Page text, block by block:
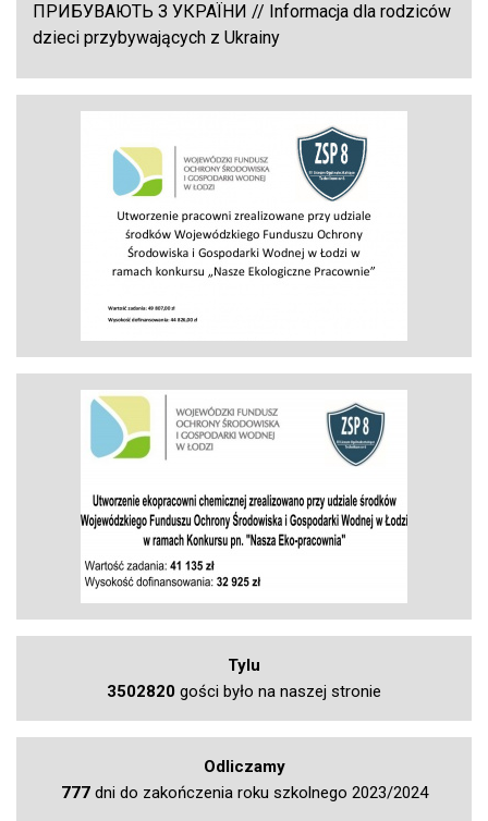
ПРИБУВАЮТЬ З УКРАЇНИ // Informacja dla rodziców
dzieci przybywających z Ukrainy
Tylu
3502820 gości było na naszej stronie
Odliczamy
777dni do zakończenia roku szkolnego 2023/2024